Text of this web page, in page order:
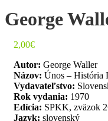
George
2,00€
Autor: George Waller
Názov: Únos – História
Vydavateľstvo:
Rok vydania: 1970
Edícia: SPKK, zväzok
Jazyk: slovenský